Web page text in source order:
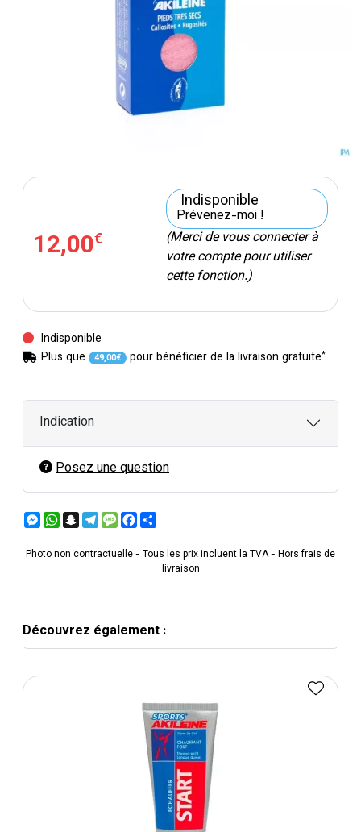
12,00€
Indisponible
Prévenez-moi !
(Merci de vous connecter à
votre compte pour utiliser
cette fonction.)
Indisponible
Plus que
49,00€ pour bénéficier de la livraison gratuite*
Indication
Posez une question
Messenger
WhatsApp
Snapchat
Telegram
MessageFacebook
Photo non contractuelle - Tous les prix incluent la TVA - Hors frais de
livraison
Découvrez également :